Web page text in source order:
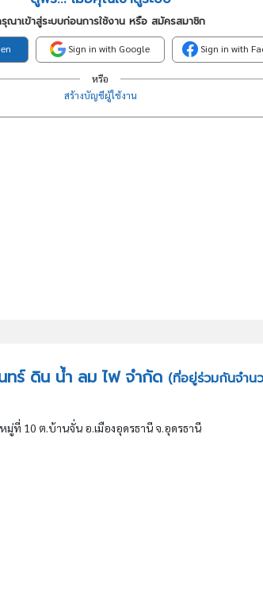
ณาเข้าสู่ระบบก่อนการใช้งาน หรือ สมัครสมาชิก
Sign in with Google Sign in with
หรือ
สร้างบัญชีผู้ใช้งาน
ร์ ดิน น้ำ ลม ไฟ จำกัด (ที่อยู่ร่วมกันจำน
ที่ 10 ต.บ้านจั่น อ.เมืองอุดรธานี จ.อุดรธานี